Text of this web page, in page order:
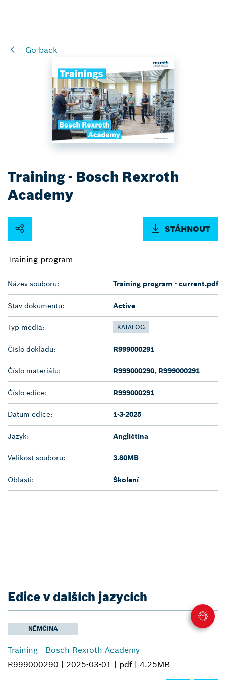
Go back
Training - Bosch Rexroth
Academy
STÁHNOUT
Training program
Název souboru: Training program - current.pdf
Stav dokumentu: Active
Typ média: KATALOG
Číslo dokladu: R999000291
Číslo materiálu: R999000290, R999000291
Číslo edice: R999000291
Datum edice: 1-3-2025
Jazyk: Angličtina
Velikost souboru: 3.80MB
Oblasti: Školení
Edice v dalších jazycích
NĚMČINA
Training - Bosch Rexroth Academy
R999000290 | 2025-03-01 | pdf | 4.25MB